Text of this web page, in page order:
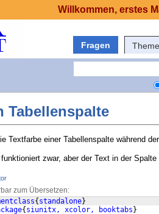
Fragen
Tabellenspalte
Textfarbe einer Tabellenspalte während
funktioniert zwar, aber der Text in der
zum Übersetzen:
{ standalone}
{ siunitx, xcolor, booktabs }
Willkommen, erstes